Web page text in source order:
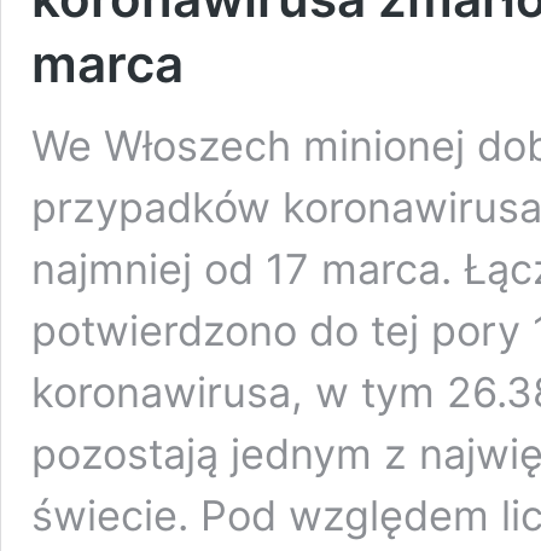
marca
We Włoszech minionej
przypadków
najmniej od 17 marca.
potwierdzono do tej pory
koronawirusa, w tym
pozostają jednym z
świecie. Pod względem